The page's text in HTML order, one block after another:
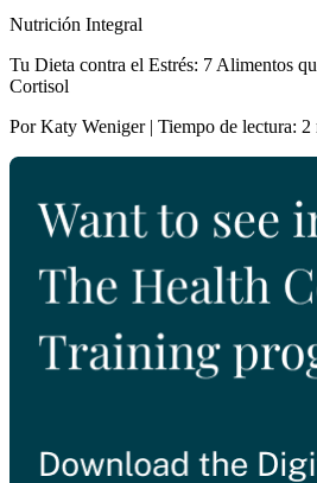
Nutrición Integral
Tu Dieta contra el Estrés: 7 Alimentos
Cortisol
Por Katy Weniger | Tiempo de lectura: 2